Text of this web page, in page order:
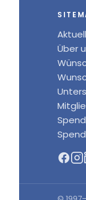
Über